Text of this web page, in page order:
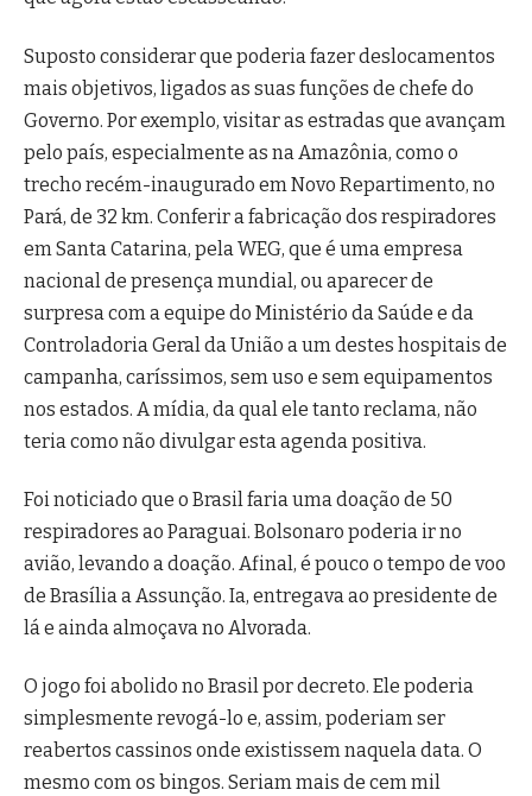
Suposto considerar que poderia fazer deslocamentos
mais objetivos, ligados as suas funções de chefe do
Governo. Por exemplo, visitar as estradas que avançam
pelo país, especialmente as na Amazônia, como o
trecho recém-inaugurado em Novo Repartimento, no
Pará, de 32 km. Conferir a fabricação dos respiradores
em Santa Catarina, pela WEG, que é uma empresa
nacional de presença mundial, ou aparecer de
surpresa com a equipe do Ministério da Saúde e da
Controladoria Geral da União a um destes hospitais de
campanha, caríssimos, sem uso e sem equipamentos
nos estados. A mídia, da qual ele tanto reclama, não
teria como não divulgar esta agenda positiva.
Foi noticiado que o Brasil faria uma doação de 50
respiradores ao Paraguai. Bolsonaro poderia ir no
avião, levando a doação. Afinal, é pouco o tempo de voo
de Brasília a Assunção. Ia, entregava ao presidente de
lá e ainda almoçava no Alvorada.
O jogo foi abolido no Brasil por decreto. Ele poderia
simplesmente revogá-lo e, assim, poderiam ser
reabertos cassinos onde existissem naquela data. O
mesmo com os bingos. Seriam mais de cem mil